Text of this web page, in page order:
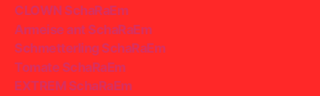
CLOWN SchaRaEm
Armeise ant SchaRaEm
Schmetterling SchaRaEm
Tomate SchaRaEm
EXTREM SchaRaEm